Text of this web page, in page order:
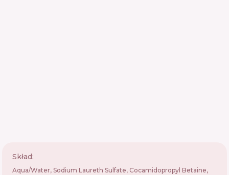
Skład:
Aqua/Water, Sodium Laureth Sulfate, Cocamidopropyl Betaine,